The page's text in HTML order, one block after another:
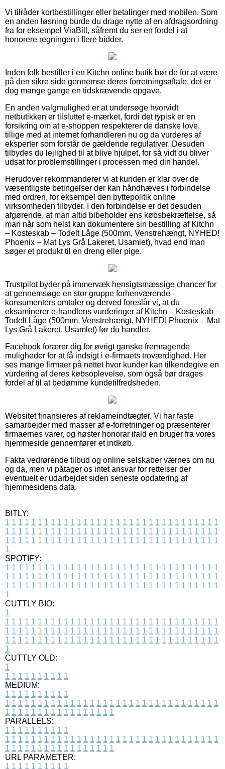
Vi tilråder kortbestillinger eller betalinger med mobilen. Som
en anden løsning burde du drage nytte af en afdragsordning
fra for eksempel ViaBill, såfremt du ser en fordel i at
honorere regningen i flere bidder.
Inden folk bestiller i en Kitchn online butik bør de for at være
på den sikre side gennemse deres forretningsaftale, det er
dog mange gange en tidskrævende opgave.
En anden valgmulighed er at undersøge hvorvidt
netbutikken er tilsluttet e-mærket, fordi det typisk er en
forsikring om at e-shoppen respekterer de danske love,
tillige med at internet forhandleren nu og da vurderes af
eksperter som forstår de gældende regulativer. Desuden
tilbydes du lejlighed til at blive hjulpet, for så vidt du bliver
udsat for problemstillinger i processen med din handel.
Herudover rekommanderer vi at kunden er klar over de
væsentligste betingelser der kan håndhæves i forbindelse
med ordren, for eksempel den byttepolitik online
virksomheden tilbyder. I den forbindelse er det desuden
afgørende, at man altid bibeholder ens købsbekræftelse, så
man når som helst kan dokumentere sin bestilling af Kitchn
– Kosteskab – Todelt Låge (500mm, Venstrehængt, NYHED!
Phoenix – Mat Lys Grå Lakeret, Usamlet), hvad end man
søger et produkt til en dreng eller pige.
Trustpilot byder på immervæk hensigtsmæssige chancer for
at gennemsøge en stor gruppe forhenværende
konsumenters omtaler og derved foreslår vi, at du
eksaminerer e-handlens vurderinger af Kitchn – Kosteskab –
Todelt Låge (500mm, Venstrehængt, NYHED! Phoenix – Mat
Lys Grå Lakeret, Usamlet) før du handler.
Facebook forærer dig for øvrigt ganske fremragende
muligheder for at få indsigt i e-firmaets troværdighed. Her
ses mange firmaer på nettet hvor kunder kan tilkendegive en
vurdering af deres købsoplevelse, som også bør drages
fordel af til at bedømme kundetilfredsheden.
Websitet finansieres af reklameindtægter. Vi har faste
samarbejder med masser af e-forretninger og præsenterer
firmaernes varer, og høster honorar ifald en bruger fra vores
hjemmeside gennemfører et indkøb.
Fakta vedrørende tilbud og online selskaber værnes om nu
og da, men vi påtager os intet ansvar for rettelser der
eventuelt er udarbejdet siden seneste opdatering af
hjemmesidens data.
BITLY:
1 1 1 1 1 1 1 1 1 1 1 1 1 1 1 1 1 1 1 1 1 1 1 1 1 1 1 1 1 1 1 1 1
1 1 1 1 1 1 1 1 1 1 1 1 1 1 1 1 1 1 1 1 1 1 1 1 1 1 1 1 1 1 1 1 1
1 1 1 1 1 1 1 1 1 1 1 1 1 1 1 1 1 1 1 1 1 1 1 1 1 1 1 1 1 1 1 1 1
1
SPOTIFY:
1 1 1 1 1 1 1 1 1 1 1 1 1 1 1 1 1 1 1 1 1 1 1 1 1 1 1 1 1 1 1 1 1
1 1 1 1 1 1 1 1 1 1 1 1 1 1 1 1 1 1 1 1 1 1 1 1 1 1 1 1 1 1 1 1 1
1 1 1 1 1 1 1 1 1 1 1 1 1 1 1 1 1 1 1 1 1 1 1 1 1 1 1 1 1 1 1 1 1
1
CUTTLY BIO:
1
1 1 1 1 1 1 1 1 1 1 1 1 1 1 1 1 1 1 1 1 1 1 1 1 1 1 1 1 1 1 1 1 1
1 1 1 1 1 1 1 1 1 1 1 1 1 1 1 1 1 1 1 1 1 1 1 1 1 1 1 1 1 1 1 1 1
1 1 1 1 1 1 1 1 1 1 1 1 1 1 1 1 1 1 1 1 1 1 1 1 1 1 1 1 1 1 1 1 1
1
CUTTLY OLD:
1
1 1 1 1 1 1 1 1 1 1
MEDIUM:
1 1 1 1 1 1 1 1 1 1
1 1 1 1 1 1 1 1 1 1 1 1 1 1 1 1 1 1 1 1 1 1 1 1 1 1 1 1 1 1 1 1 1
1 1 1 1 1 1 1 1 1 1 1 1 1 1 1 1 1
PARALLELS:
1 1 1 1 1 1 1 1 1 1
1 1 1 1 1 1 1 1 1 1 1 1 1 1 1 1 1 1 1 1 1 1 1 1 1 1 1 1 1 1 1 1 1
1 1 1 1 1 1 1 1 1 1 1 1 1 1 1 1 1
URL PARAMETER:
1 1 1 1 1 1 1 1 1 1